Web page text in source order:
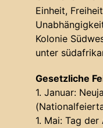
Einheit,
Kolonie
unter
Gesetzliche
1. Januar:
1. Mai: Tag